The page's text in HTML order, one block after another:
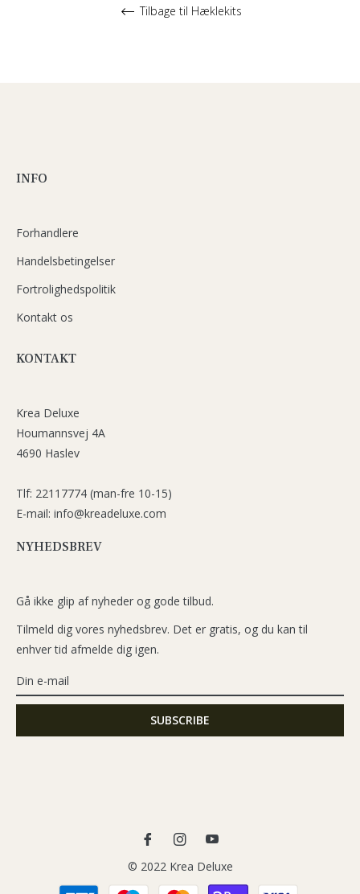
Tilbage til Hæklekits
INFO
Forhandlere
Handelsbetingelser
Fortrolighedspolitik
Kontakt os
KONTAKT
Krea Deluxe
Houmannsvej 4A
4690 Haslev
Tlf: 22117774 (man-fre 10-15)
E-mail: info@kreadeluxe.com
NYHEDSBREV
Gå ikke glip af nyheder og gode tilbud.
Tilmeld dig vores nyhedsbrev. Det er gratis, og du kan til
enhver tid afmelde dig igen.
Ins
You
© 2022 Krea Deluxe